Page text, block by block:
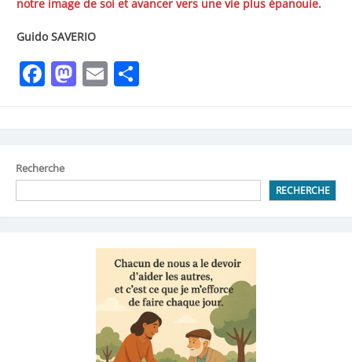
notre image de soi et avancer vers une vie plus épanouie.
Guido SAVERIO
Facebook
Mastodon
Email
Recherche
RECHERCHE